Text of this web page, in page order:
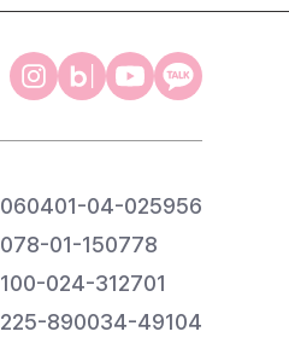
060401-04-025956
078-01-150778
100-024-312701
225-890034-49104